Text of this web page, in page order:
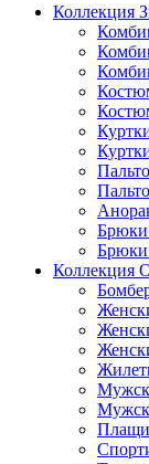
Коллекция
Брюки
Коллекция